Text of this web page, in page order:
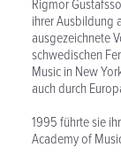
Rigmor
ihrer Ausbildung
ausgezeichnete
schwedischen
Music in New
auch durch
1995 führte sie
Academy of